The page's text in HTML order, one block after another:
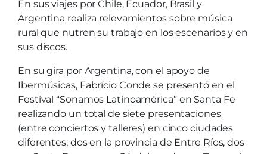
En sus viajes por Chile, Ecuador, Brasil y
Argentina realiza relevamientos sobre música
rural que nutren su trabajo en los escenarios y en
sus discos.
En su gira por Argentina, con el apoyo de
Ibermúsicas, Fabrício Conde se presentó en el
Festival “Sonamos Latinoamérica” en Santa Fe
realizando un total de siete presentaciones
(entre conciertos y talleres) en cinco ciudades
diferentes; dos en la provincia de Entre Ríos, dos